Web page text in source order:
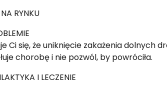
RYNKU
Ci się, że uniknięcie zakażenia dolnych
chorobę i nie pozwól, by powróciła.
I LECZENIE